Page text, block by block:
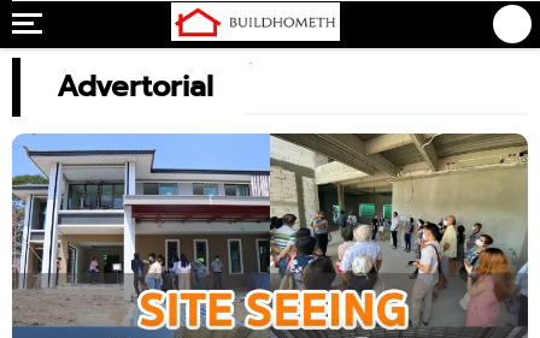
Advertorial